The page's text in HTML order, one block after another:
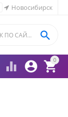
Новосибирск
0



